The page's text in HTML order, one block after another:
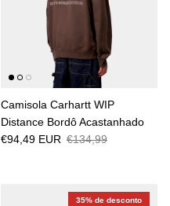
Camisola Carhartt WIP
Distance Bordô Acastanhado
€94,49 EUR €134,99
35% de desconto